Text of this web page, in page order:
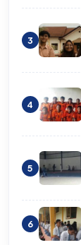
3
4
5
6